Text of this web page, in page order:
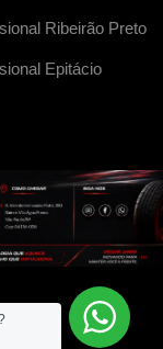
Ribeirão Preto
Epitácio